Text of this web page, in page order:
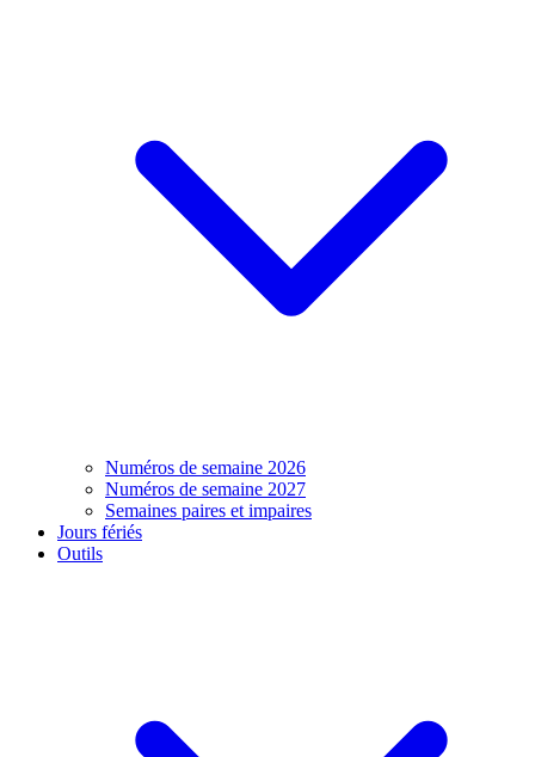
Numéros de semaine 2026
Numéros de semaine 2027
Semaines paires et impaires
Jours fériés
Outils